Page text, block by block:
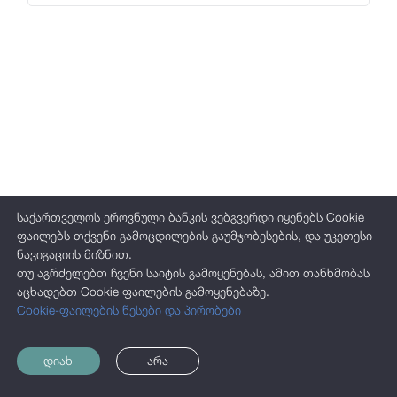
საქართველოს ეროვნული ბანკის ვებგვერდი იყენებს Cookie
ფაილებს თქვენი გამოცდილების გაუმჯობესების, და უკეთესი
ნავიგაციის მიზნით.
თუ აგრძელებთ ჩვენი საიტის გამოყენებას, ამით თანხმობას
აცხადებთ Cookie ფაილების გამოყენებაზე.
Cookie-ფაილების წესები და პირობები
დიახ არა